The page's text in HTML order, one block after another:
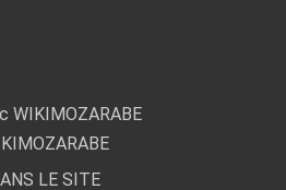
WIKIMOZARABE
LE SITE